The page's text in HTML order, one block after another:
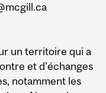
un territoire qui a
et d’échanges
notamment les